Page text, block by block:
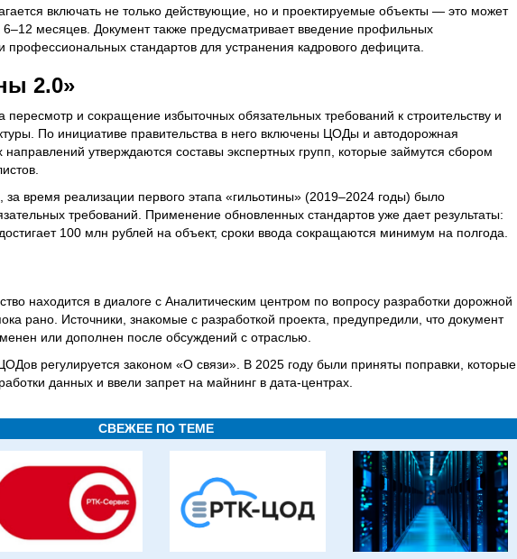
включать не только действующие, но и проектируемые объекты — это может
6–12 месяцев. Документ также предусматривает введение профильных
профессиональных стандартов для устранения кадрового дефицита.
2.0»
и сокращение избыточных обязательных требований к строительству и
По инициативе правительства в него включены ЦОДы и автодорожная
утверждаются составы экспертных групп, которые займутся сбором
время реализации первого этапа «гильотины» (2019–2024 годы) было
требований. Применение обновленных стандартов уже дает результаты:
100 млн рублей на объект, сроки ввода сокращаются минимум на полгода.
находится в диалоге с Аналитическим центром по вопросу разработки дорожной
рано. Источники, знакомые с разработкой проекта, предупредили, что документ
или дополнен после обсуждений с отраслью.
регулируется законом «О связи». В 2025 году были приняты поправки, которые
данных и ввели запрет на майнинг в дата-центрах.
СВЕЖЕЕ ПО ТЕМЕ